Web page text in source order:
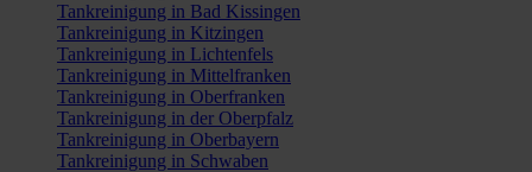
Tankreinigung in Bad Kissingen
Tankreinigung in Kitzingen
Tankreinigung in Lichtenfels
Tankreinigung in Mittelfranken
Tankreinigung in Oberfranken
Tankreinigung in der Oberpfalz
Tankreinigung in Oberbayern
Tankreinigung in Schwaben